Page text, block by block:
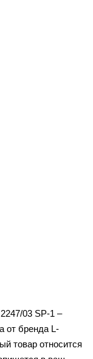
03 SP-1 –
от бренда L-
товар относится